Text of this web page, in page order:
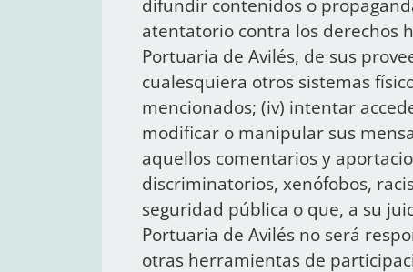
difundir contenidos o
atentatorio contra los derechos
Portuaria de Avilés, de sus
cualesquiera otros sistemas
mencionados; (iv) intentar
modificar o manipular sus
aquellos comentarios y
discriminatorios, xenófobos,
seguridad pública o que, a su
Portuaria de Avilés no será
otras herramientas de